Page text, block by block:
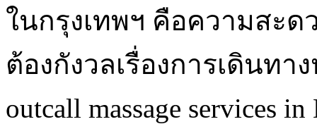
ในกรุงเทพฯ คือความสะ
ต้องกังวลเรื่องการเดินทา
outcall massage services